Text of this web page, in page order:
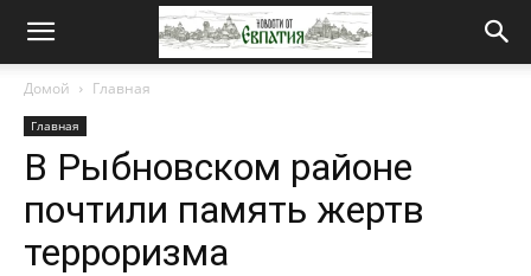
Новости
Домой Главная
Главная
В Рыбновском районе
почтили память жертв
терроризма